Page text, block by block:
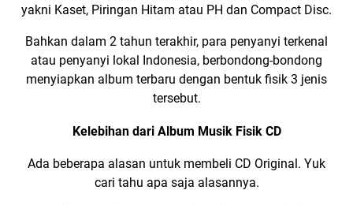
yakni Kaset, Piringan Hitam atau PH dan Compact Disc.
Bahkan dalam 2 tahun terakhir, para penyanyi terkenal
atau penyanyi lokal Indonesia, berbondong-bondong
menyiapkan album terbaru dengan bentuk fisik 3 jenis
tersebut.
Kelebihan dari Album Musik Fisik CD
Ada beberapa alasan untuk membeli CD Original. Yuk
cari tahu apa saja alasannya.